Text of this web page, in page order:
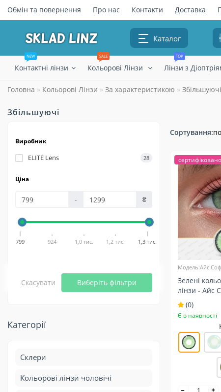
Обмін та повернення Про нас Контакти Доставка
Каталог
Контактні лінзи
NEW
Кольорові Лінзи
SALE
Лінзи з
TOP
Головна Кольорові Лінзи За характеристикою Збільшуючі
Збільшуючі
Виробник
ELITE Lens 28
Ціна
- ₴
799 924 1,0 тис. 1,2 тис. 1,3 тис.
Скасувати Виберіть фільтри
Категорії
Склери
Кольорові лінзи чоловічі
Сортування:
сертифіковано
Модель:Айс
Зелені
лінзи - Айс
темних очей
(0)
Є в наявності